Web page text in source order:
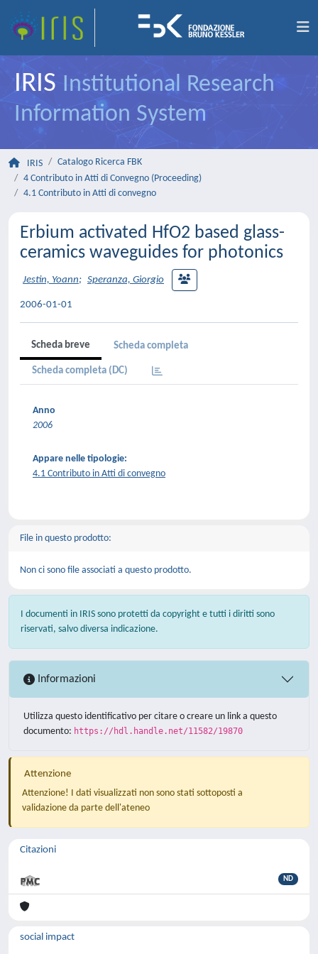
IRIS Institutional Research
Information System
IRIS
Catalogo Ricerca FBK
4 Contributo in Atti di Convegno (Proceeding)
4.1 Contributo in Atti di convegno
Erbium activated HfO2 based glass-
ceramics waveguides for photonics
Jestin, Yoann; Speranza, Giorgio
2006-01-01
Scheda breve Scheda completa
Scheda completa (DC)
Anno
2006
Appare nelle tipologie:
4.1 Contributo in Atti di convegno
File in questo prodotto:
Non ci sono file associati a questo prodotto.
I documenti in IRIS sono protetti da copyright e tutti i diritti sono
riservati, salvo diversa indicazione.
Informazioni
Utilizza questo identificativo per citare o creare un link a questo
documento: https://hdl.handle.net/11582/19870
Attenzione
Attenzione! I dati visualizzati non sono stati sottoposti a
validazione da parte dell'ateneo
Citazioni
ND
social impact